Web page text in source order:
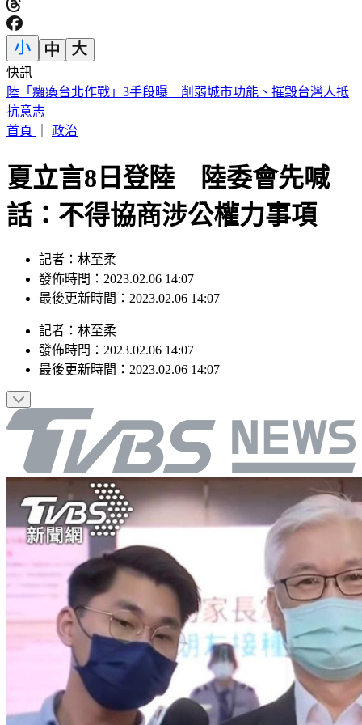
快訊
今天關公生日！「6類人必拜」求財、轉運靈爆 這類人當心
拜錯
首頁
政治
夏立言8日登陸 陸委會先喊
話：不得協商涉公權力事項
記者：林至柔
發佈時間：2023.02.06 14:07
最後更新時間：2023.02.06 14:07
記者 ： 林至柔
發佈時間： 2023.02.06 14:07
最後更新時間： 2023.02.06 14:07